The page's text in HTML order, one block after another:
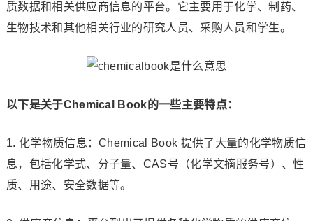
质数据和相关供应商信息的平台。它主要用于化学、制药、
生物技术和其他相关行业的研究人员、采购人员和学生。
以下是关于Chemical Book的一些主要特点：
1. 化学物质信息：Chemical Book 提供了大量的化学物质信
息，包括化学式、分子量、CAS号（化学文摘服务号）、性
质、用途、安全数据等。